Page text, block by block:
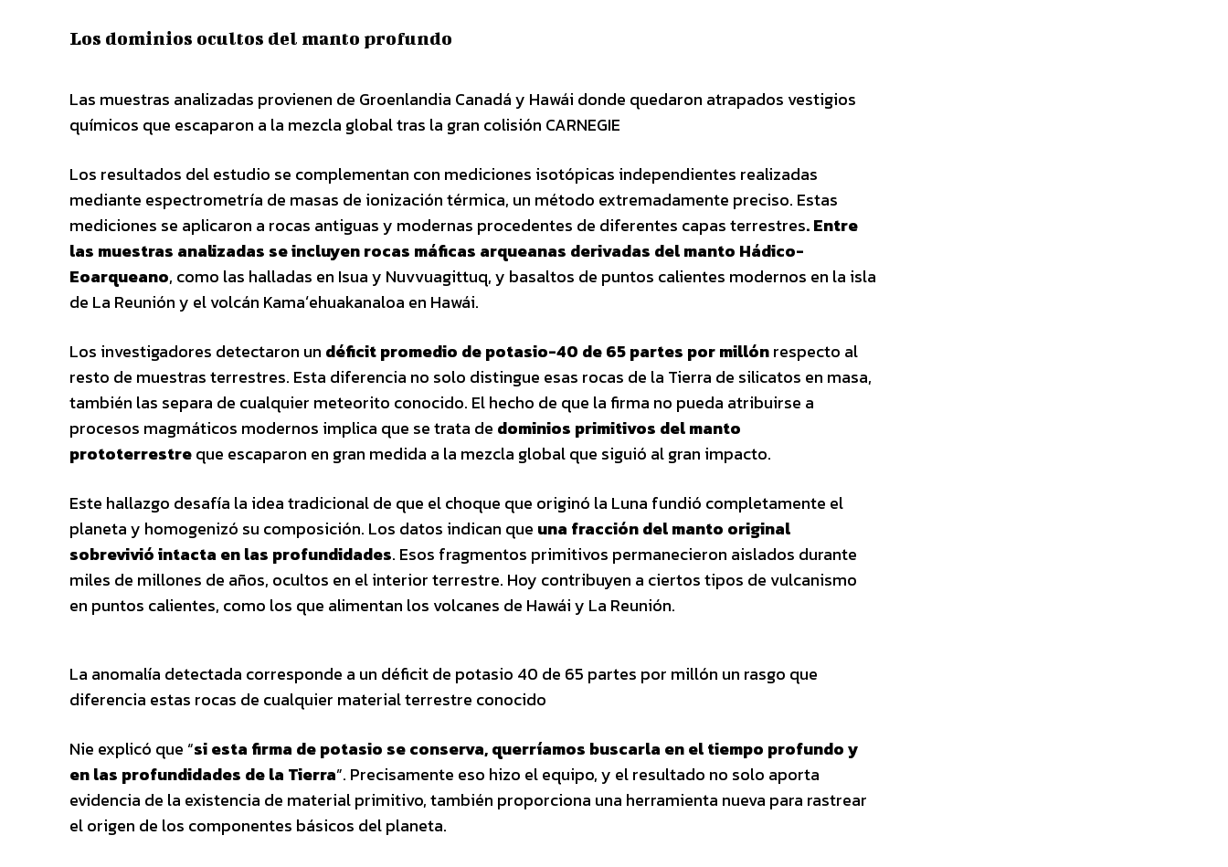
Los dominios ocultos del manto profundo
Las muestras analizadas provienen de Groenlandia Canadá y Hawái donde quedaron atrapados vestigios
químicos que escaparon a la mezcla global tras la gran colisión CARNEGIE
Los resultados del estudio se complementan con mediciones isotópicas independientes realizadas
mediante espectrometría de masas de ionización térmica, un método extremadamente preciso. Estas
mediciones se aplicaron a rocas antiguas y modernas procedentes de diferentes capas terrestres. Entre
las muestras analizadas se incluyen rocas máficas arqueanas derivadas del manto Hádico-
Eoarqueano, como las halladas en Isua y Nuvvuagittuq, y basaltos de puntos calientes modernos en la isla
de La Reunión y el volcán Kamaʻehuakanaloa en Hawái.
Los investigadores detectaron un déficit promedio de potasio-40 de 65 partes por millónrespecto al
resto de muestras terrestres. Esta diferencia no solo distingue esas rocas de la Tierra de silicatos en masa,
también las separa de cualquier meteorito conocido. El hecho de que la firma no pueda atribuirse a
procesos magmáticos modernos implica que se trata de dominios primitivos del manto
prototerrestreque escaparon en gran medida a la mezcla global que siguió al gran impacto.
Este hallazgo desafía la idea tradicional de que el choque que originó la Luna fundió completamente el
planeta y homogenizó su composición. Los datos indican que una fracción del manto original
sobrevivió intacta en las profundidades. Esos fragmentos primitivos permanecieron aislados durante
miles de millones de años, ocultos en el interior terrestre. Hoy contribuyen a ciertos tipos de vulcanismo
en puntos calientes, como los que alimentan los volcanes de Hawái y La Reunión.
La anomalía detectada corresponde a un déficit de potasio 40 de 65 partes por millón un rasgo que
diferencia estas rocas de cualquier material terrestre conocido
Nie explicó que “si esta firma de potasio se conserva, querríamos buscarla en el tiempo profundo y
en las profundidades de la Tierra”. Precisamente eso hizo el equipo, y el resultado no solo aporta
evidencia de la existencia de material primitivo, también proporciona una herramienta nueva para rastrear
el origen de los componentes básicos del planeta.